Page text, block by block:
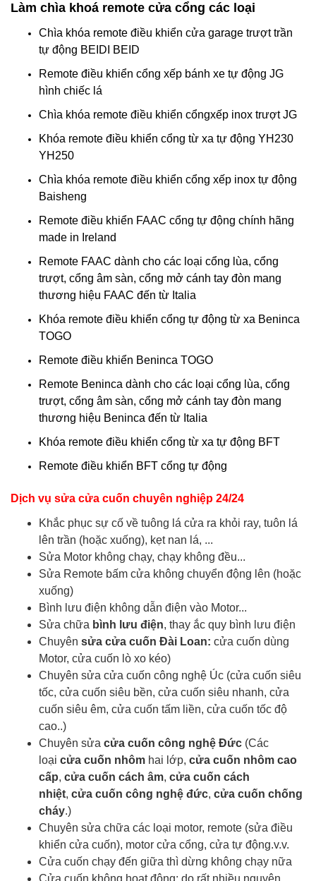
Làm chìa khoá remote cửa cổng các loại
Chìa khóa remote điều khiển cửa garage trượt trần
tự động BEIDI BEID
Remote điều khiển cổng xếp bánh xe tự động JG
hình chiếc lá
Chìa khóa remote điều khiển cổngxếp inox trượt JG
Khóa remote điều khiển cổng từ xa tự động YH230
YH250
Chìa khóa remote điều khiển cổng xếp inox tự động
Baisheng
Remote điều khiển FAAC cổng tự động chính hãng
made in Ireland
Remote FAAC dành cho các loại cổng lùa, cổng
trượt, cổng âm sàn, cổng mở cánh tay đòn mang
thương hiệu FAAC đến từ Italia
Khóa remote điều khiển cổng tự động từ xa Beninca
TOGO
Remote điều khiển Beninca TOGO
Remote Beninca dành cho các loại cổng lùa, cổng
trượt, cổng âm sàn, cổng mở cánh tay đòn mang
thương hiệu Beninca đến từ Italia
Khóa remote điều khiển cổng từ xa tự động BFT
Remote điều khiển BFT cổng tự động
Dịch vụ sửa cửa cuốn chuyên nghiệp 24/24
Khắc phục sự cố về tuông lá cửa ra khỏi ray, tuôn lá
lên trần (hoặc xuống), kẹt nan lá, ...
Sửa Motor không chạy, chạy không đều...
Sửa Remote bấm cửa không chuyển động lên (hoặc
xuống)
Bình lưu điện không dẫn điện vào Motor...
Sửa chữa bình lưu điện, thay ắc quy bình lưu điện
Chuyên sửa cửa cuốn Đài Loan: cửa cuốn dùng
Motor, cửa cuốn lò xo kéo)
Chuyên sửa cửa cuốn công nghệ Úc (cửa cuốn siêu
tốc, cửa cuốn siêu bền, cửa cuốn siêu nhanh, cửa
cuốn siêu êm, cửa cuốn tấm liền, cửa cuốn tốc độ
cao..)
Chuyên sửa cửa cuốn công nghệ Đức (Các
loại cửa cuốn nhôm hai lớp, cửa cuốn nhôm cao
cấp, cửa cuốn cách âm, cửa cuốn cách
nhiệt, cửa cuốn công nghệ đức, cửa cuốn chống
cháy.)
Chuyên sửa chữa các loại motor, remote (sửa điều
khiển cửa cuốn), motor cửa cổng, cửa tự động.v.v.
Cửa cuốn chạy đến giữa thì dừng không chạy nữa
Cửa cuốn không hoạt động: do rất nhiều nguyên